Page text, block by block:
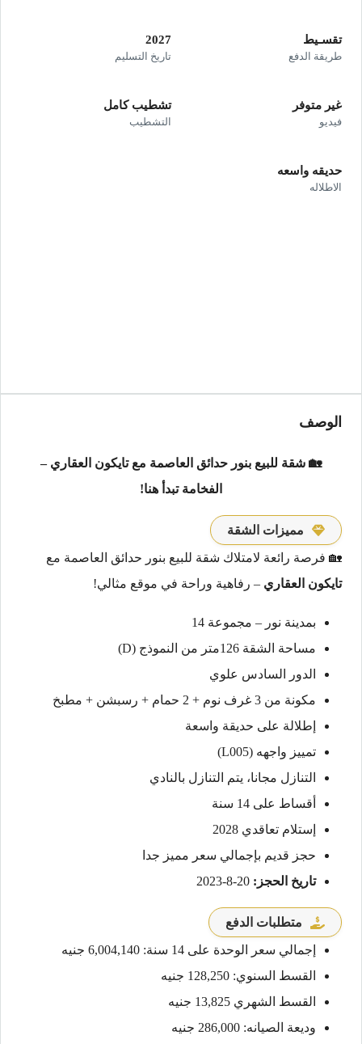
تقسـيط
طريقة الدفع
2027
تاريخ التسليم
غير متوفر
فيديو
تشطيب كامل
التشطيب
حديقه واسعه
الاطلاله
الوصف
🏡 شقة للبيع بنور حدائق العاصمة مع تايكون العقاري –
الفخامة تبدأ هنا!
مميزات الشقة
🏡 فرصة رائعة لامتلاك شقة للبيع بنور حدائق العاصمة مع
تايكون العقاري – رفاهية وراحة في موقع مثالي!
بمدينة نور – مجموعة 14
مساحة الشقة 126متر من النموذج (D)
الدور السادس علوي
مكونة من 3 غرف نوم + 2 حمام + رسبشن + مطبخ
إطلالة على حديقة واسعة
تمييز واجهه (L005)
التنازل مجانا، يتم التنازل بالنادي
أقساط على 14 سنة
إستلام تعاقدي 2028
حجز قديم بإجمالي سعر مميز جدا
تاريخ الحجز: 20-8-2023
متطلبات الدفع
إجمالي سعر الوحدة على 14 سنة: 6,004,140 جنيه
القسط السنوي: 128,250 جنيه
القسط الشهري 13,825 جنيه
وديعة الصيانه: 286,000 جنيه